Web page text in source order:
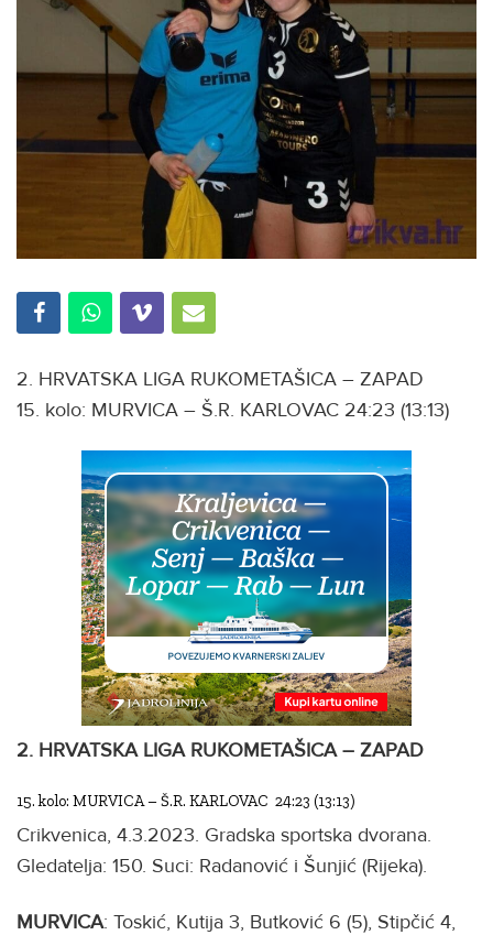
2. HRVATSKA LIGA RUKOMETAŠICA – ZAPAD
15. kolo: MURVICA – Š.R. KARLOVAC 24:23 (13:13)
2. HRVATSKA LIGA RUKOMETAŠICA – ZAPAD
15. kolo: MURVICA – Š.R. KARLOVAC 24:23 (13:13)
Crikvenica, 4.3.2023. Gradska sportska dvorana.
Gledatelja: 150. Suci: Radanović i Šunjić (Rijeka).
MURVICA: Toskić, Kutija 3, Butković 6 (5), Stipčić 4,